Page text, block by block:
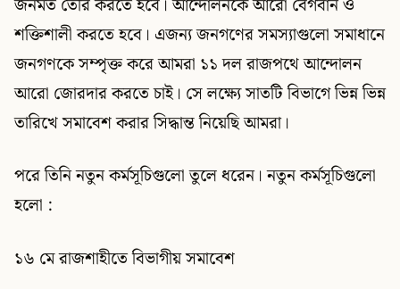
শক্তিশালী করতে হবে। এজন্য জনগণের সমস্যাগুলো সমাধানে
জনগণকে সম্পৃক্ত করে আমরা ১১ দল রাজপথে আন্দোলন
আরো জোরদার করতে চাই। সে লক্ষ্যে সাতটি বিভাগে ভিন্ন ভিন্ন
তারিখে সমাবেশ করার সিদ্ধান্ত নিয়েছি আমরা।
পরে তিনি নতুন কর্মসূচিগুলো তুলে ধরেন। নতুন কর্মসূচিগুলো
হলো :
১৬ মে রাজশাহীতে বিভাগীয় সমাবেশ